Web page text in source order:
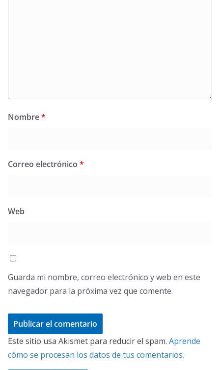
Nombre*
Correo electrónico *
Web
Guarda mi nombre, correo electrónico y web en este
navegador para la próxima vez que comente.
Este sitio usa Akismet para reducir el spam. Aprende
cómo se procesan los datos de tus comentarios.